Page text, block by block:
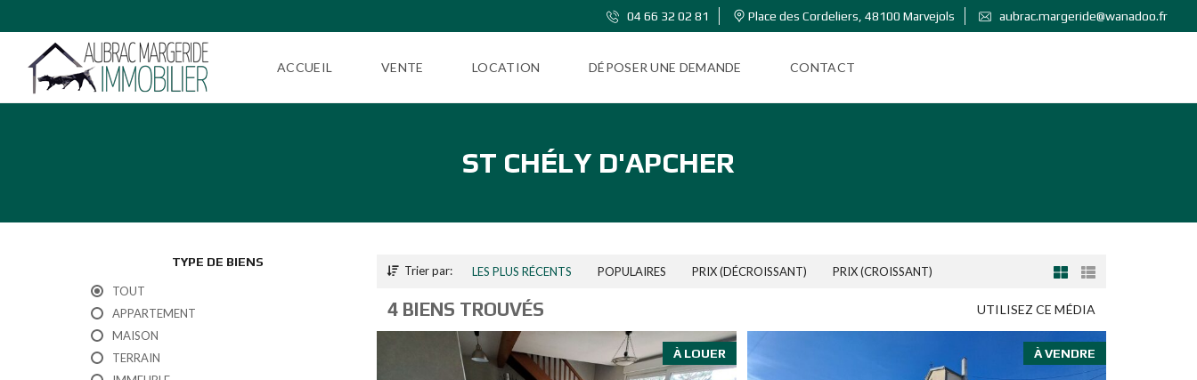
04 66 32 02 81 Place des Cordeliers, 48100 Marvejols aubrac.margeride@wanadoo.fr
ACCUEIL VENTE LOCATION DÉPOSER UNE DEMANDE CONTACT
ST CHÉLY D'APCHER
TYPE DE BIENS
TOUT
APPARTEMENT
MAISON
TERRAIN
Trier par: LES PLUS RÉCENTS POPULAIRES PRIX (DÉCROISSANT) PRIX (CROISSANT)
UTILISEZ CE MÉDIA
4 BIENS TROUVÉS
À LOUER À VENDRE